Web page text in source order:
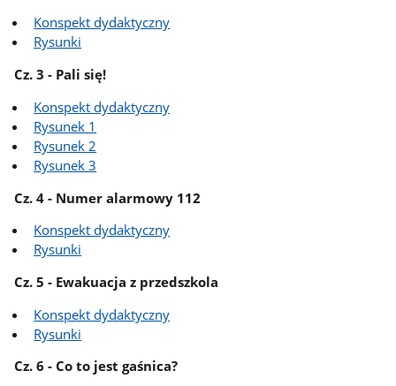
Konspekt dydaktyczny
Rysunki
Cz. 3 - Pali się!
Konspekt dydaktyczny
Rysunek 1
Rysunek 2
Rysunek 3
Cz. 4 - Numer alarmowy 112
Konspekt dydaktyczny
Rysunki
Cz. 5 - Ewakuacja z przedszkola
Konspekt dydaktyczny
Rysunki
Cz. 6 - Co to jest gaśnica?